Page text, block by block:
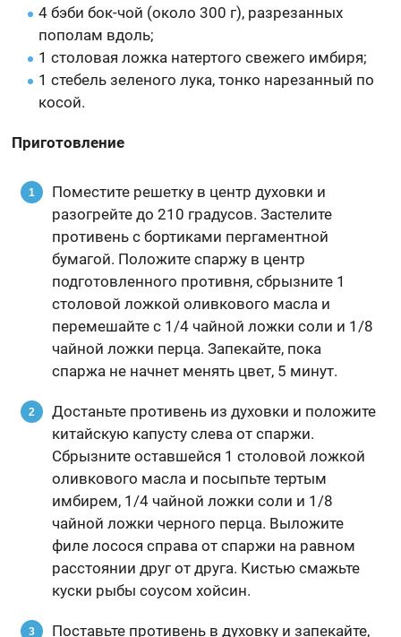
4 бэби бок-чой (около 300 г), разрезанных
пополам вдоль;
1 столовая ложка натертого свежего имбиря;
1 стебель зеленого лука, тонко нарезанный по
косой.
Приготовление
Поместите решетку в центр духовки и
разогрейте до 210 градусов. Застелите
противень с бортиками пергаментной
бумагой. Положите спаржу в центр
подготовленного противня, сбрызните 1
столовой ложкой оливкового масла и
перемешайте с 1/4 чайной ложки соли и 1/8
чайной ложки перца. Запекайте, пока
спаржа не начнет менять цвет, 5 минут.
Достаньте противень из духовки и положите
китайскую капусту слева от спаржи.
Сбрызните оставшейся 1 столовой ложкой
оливкового масла и посыпьте тертым
имбирем, 1/4 чайной ложки соли и 1/8
чайной ложки черного перца. Выложите
филе лосося справа от спаржи на равном
расстоянии друг от друга. Кистью смажьте
куски рыбы соусом хойсин.
Поставьте противень в духовку и запекайте,